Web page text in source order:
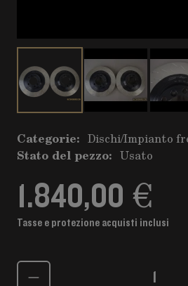
Categorie: Dischi/Impianto
Stato del pezzo: Usato
1.840,00 €
Tasse e protezione acquisti inclusi
Quantità